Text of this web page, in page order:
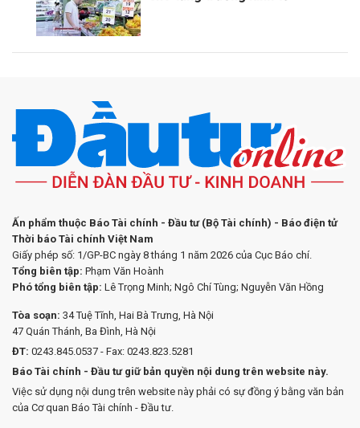
Ấn phẩm thuộc Báo Tài chính - Đầu tư (Bộ Tài chính) - Báo điện tử
Thời báo Tài chính Việt Nam
Giấy phép số: 1/GP-BC ngày 8 tháng 1 năm 2026 của Cục Báo chí.
Tổng biên tập: Phạm Văn Hoành
Phó tổng biên tập: Lê Trọng Minh; Ngô Chí Tùng; Nguyễn Văn Hồng
Tòa soạn: 34 Tuệ Tĩnh, Hai Bà Trưng, Hà Nội
47 Quán Thánh, Ba Đình, Hà Nội
ĐT: 0243.845.0537 - Fax: 0243.823.5281
Báo Tài chính - Đầu tư giữ bản quyền nội dung trên website này.
Việc sử dụng nội dung trên website này phải có sự đồng ý bằng văn bản
của Cơ quan Báo Tài chính - Đầu tư.